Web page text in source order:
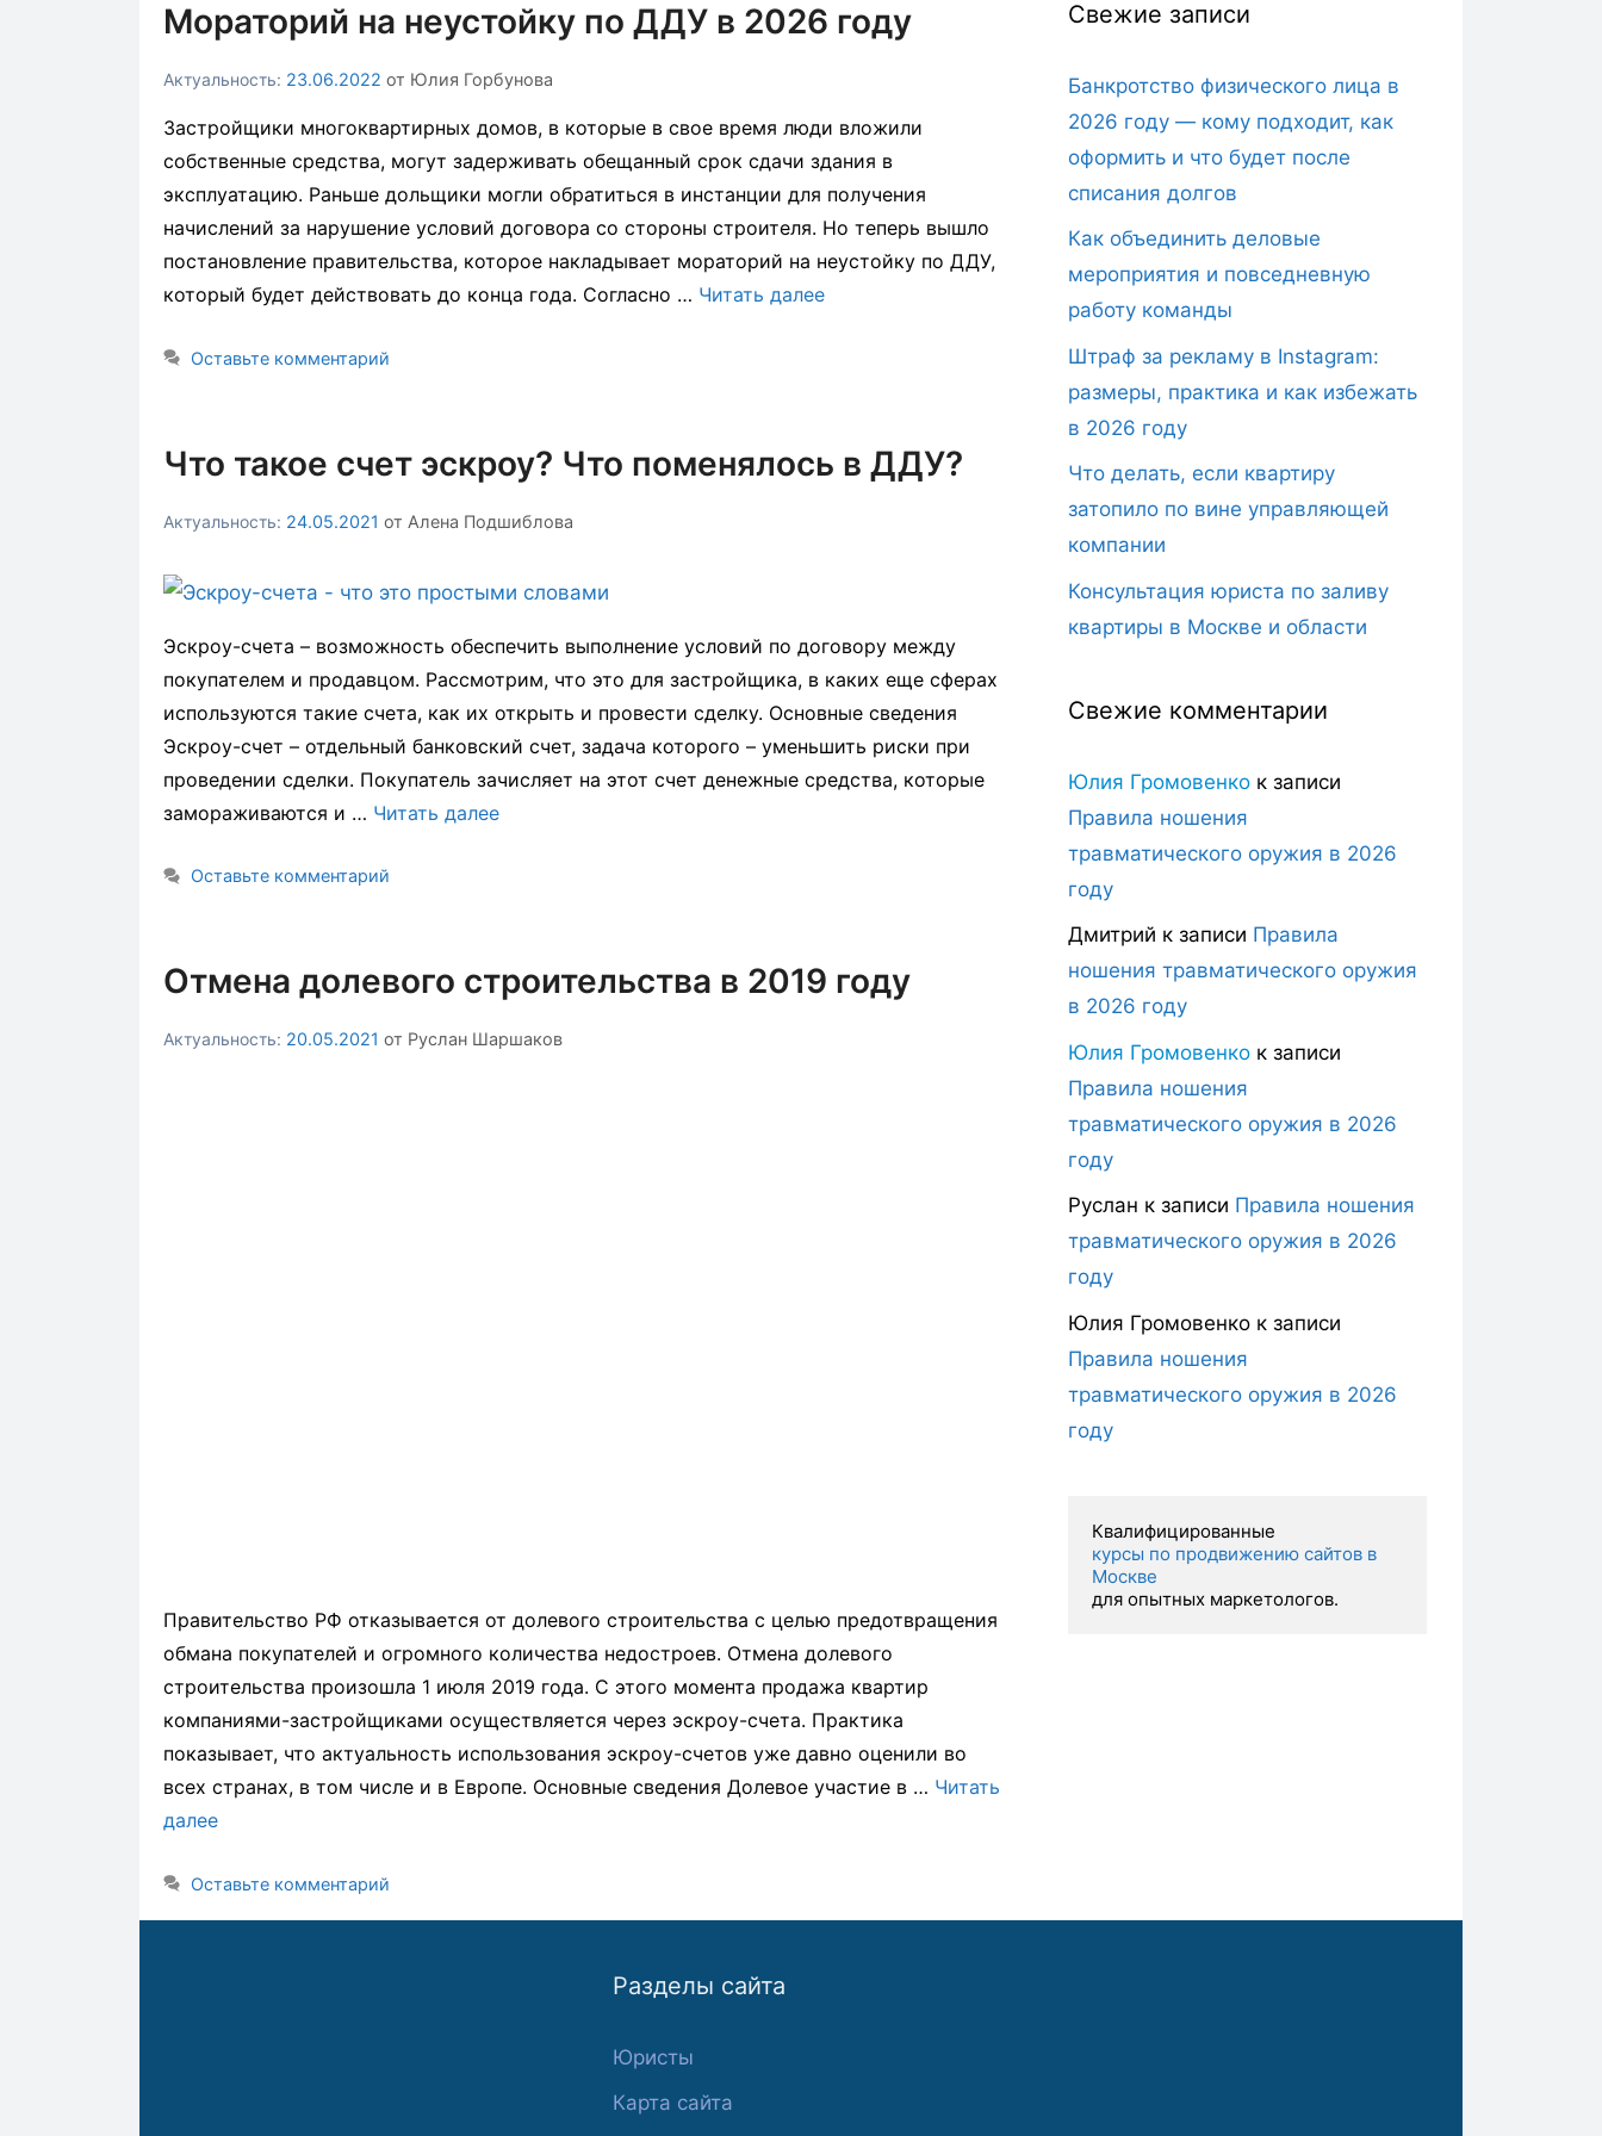
Мораторий на неустойку по ДДУ в 2026 году
23.06.2022 от Юлия Горбунова
Застройщики многоквартирных домов, в которые в свое время люди вложили
собственные средства, могут задерживать обещанный срок сдачи здания в
эксплуатацию. Раньше дольщики могли обратиться в инстанции для получения
начислений за нарушение условий договора со стороны строителя. Но теперь вышло
постановление правительства, которое накладывает мораторий на неустойку по ДДУ,
который будет действовать до конца года. Согласно … Читать далее
Оставьте комментарий
Что такое счет эскроу? Что поменялось в ДДУ?
24.05.2021 от Алена Подшиблова
Эскроу-счета – возможность обеспечить выполнение условий по договору между
покупателем и продавцом. Рассмотрим, что это для застройщика, в каких еще сферах
используются такие счета, как их открыть и провести сделку. Основные сведения
Эскроу-счет – отдельный банковский счет, задача которого – уменьшить риски при
проведении сделки. Покупатель зачисляет на этот счет денежные средства, которые
замораживаются и … Читать далее
Оставьте комментарий
Отмена долевого строительства в 2019 году
20.05.2021 от Руслан Шаршаков
Правительство РФ отказывается от долевого строительства с целью предотвращения
обмана покупателей и огромного количества недостроев. Отмена долевого
строительства произошла 1 июля 2019 года. С этого момента продажа квартир
компаниями-застройщиками осуществляется через эскроу-счета. Практика
показывает, что актуальность использования эскроу-счетов уже давно оценили во
всех странах, в том числе и в Европе. Основные сведения Долевое участие в … Читать
далее
Оставьте комментарий
Свежие записи
Банкротство физического лица в
2026 году — кому подходит, как
оформить и что будет после
списания долгов
Как объединить деловые
мероприятия и повседневную
работу команды
Штраф за рекламу в Instagram:
размеры, практика и как избежать
в 2026 году
Что делать, если квартиру
затопило по вине управляющей
компании
Консультация юриста по заливу
квартиры в Москве и области
Свежие комментарии
Юлия Громовенко к записи
Правила ношения
травматического оружия в 2026
году
Дмитрий к записи Правила
ношения травматического оружия
в 2026 году
Юлия Громовенко к записи
Правила ношения
травматического оружия в 2026
году
Руслан к записи Правила ношения
травматического оружия в 2026
году
Юлия Громовенко к записи
Правила ношения
травматического оружия в 2026
году
курсы по продвижению сайтов в
Москве
для опытных маркетологов.
Разделы сайта
Юристы
Карта сайта